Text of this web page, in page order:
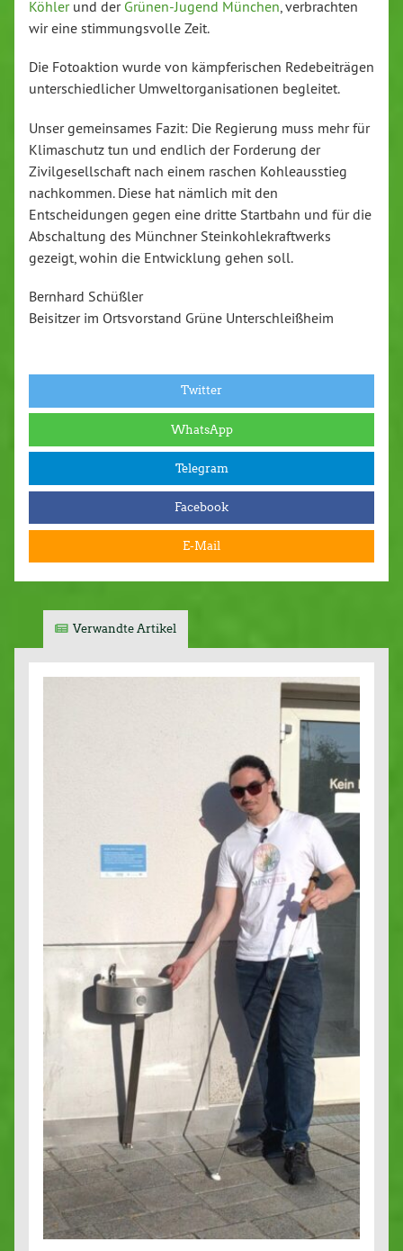
Köhlerund der Grünen-Jugend München, verbrachten
wir eine stimmungsvolle Zeit.
Die Fotoaktion wurde von kämpferischen Redebeiträgen
unterschiedlicher Umweltorganisationen begleitet.
Unser gemeinsames Fazit: Die Regierung muss mehr für
Klimaschutz tun und endlich der Forderung der
Zivilgesellschaft nach einem raschen Kohleausstieg
nachkommen. Diese hat nämlich mit den
Entscheidungen gegen eine dritte Startbahn und für die
Abschaltung des Münchner Steinkohlekraftwerks
gezeigt, wohin die Entwicklung gehen soll.
Bernhard Schüßler
Beisitzer im Ortsvorstand Grüne Unterschleißheim
Twitter
WhatsApp
Telegram
Facebook
E-Mail
Verwandte Artikel